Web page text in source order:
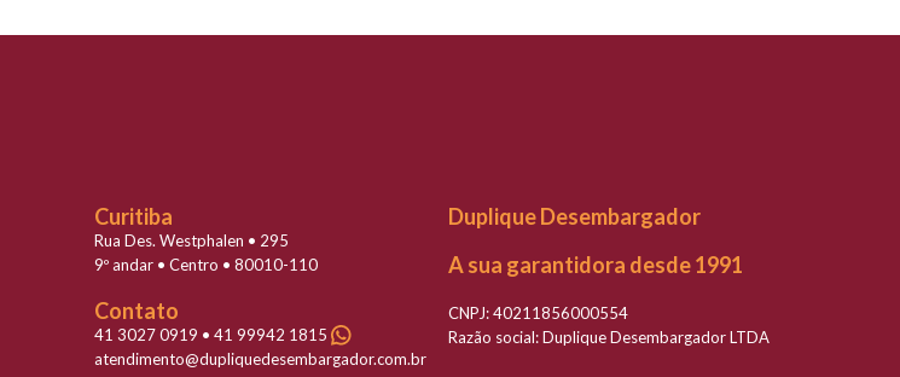
Curitiba
Rua Des. Westphalen • 295
9º andar • Centro • 80010-110
Contato
41 3027 0919 • 41 99942 1815
atendimento@dupliquedesembargador.com.br
Duplique Desembargador
A sua garantidora desde 1991
CNPJ: 40211856000554
Razão social: Duplique Desembargador LTDA